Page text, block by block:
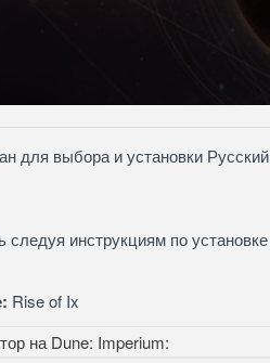
для выбора и установки
следуя инструкциям по установке
Rise of Ix
на Dune: Imperium: